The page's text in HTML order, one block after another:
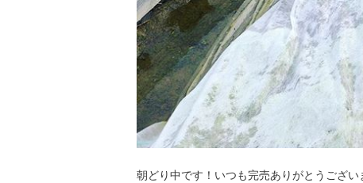
朝どり中です！いつも完売ありがとうござ